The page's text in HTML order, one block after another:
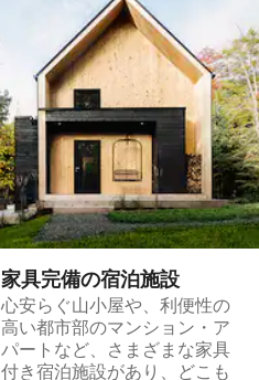
家具完備の宿⁠泊⁠施⁠設
心安らぐ山小屋や、利便性の
高い都市部のマンション・ア
パートなど、さまざまな家具
付き宿泊施設があり、どこも